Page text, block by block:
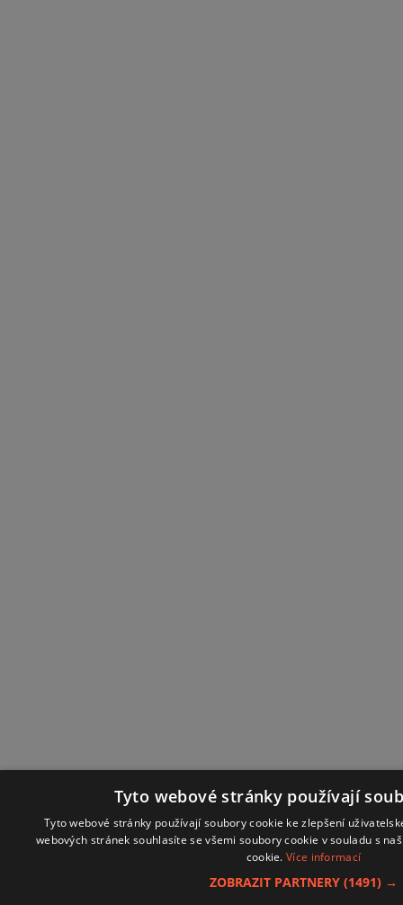
Tyto webové stránky používají
Tyto webové stránky používají soubory cookie ke zlepšení
webových stránek souhlasíte se všemi soubory cookie v souladu s
cookie.Více informací
ZOBRAZIT PARTNERY (1491) →